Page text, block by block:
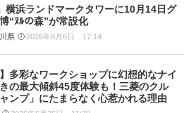
横浜ランドマークタワーに10月14日グ
“ﾇﾙの森”が常設化
県 2026年8月6日 17:14
多彩なワークショップに幻想的なナイ
の最大傾斜45度体験も！三菱のクル
ンプ」にたまらなく心惹かれる理由